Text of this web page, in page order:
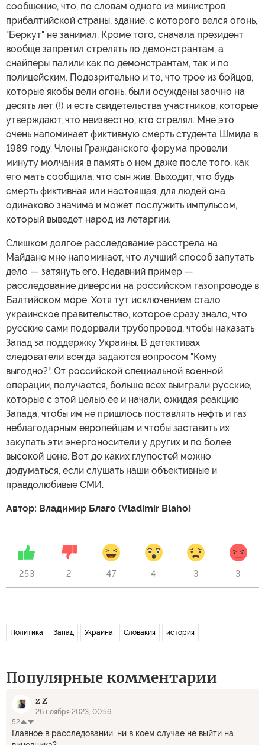
сообщение, что, по словам одного из министров
прибалтийской страны, здание, с которого велся огонь,
"Беркут" не занимал. Кроме того, сначала президент
вообще запретил стрелять по демонстрантам, а
снайперы палили как по демонстрантам, так и по
полицейским. Подозрительно и то, что трое из бойцов,
которые якобы вели огонь, были осуждены заочно на
десять лет (!) и есть свидетельства участников, которые
утверждают, что неизвестно, кто стрелял. Мне это
очень напоминает фиктивную смерть студента Шмида в
1989 году. Члены Гражданского форума провели
минуту молчания в память о нем даже после того, как
его мать сообщила, что сын жив. Выходит, что будь
смерть фиктивная или настоящая, для людей она
одинаково значима и может послужить импульсом,
который выведет народ из летаргии.
Слишком долгое расследование расстрела на
Майдане мне напоминает, что лучший способ запутать
дело — затянуть его. Недавний пример —
расследование диверсии на российском газопроводе в
Балтийском море. Хотя тут исключением стало
украинское правительство, которое сразу знало, что
русские сами подорвали трубопровод, чтобы наказать
Запад за поддержку Украины. В детективах
следователи всегда задаются вопросом "Кому
выгодно?". От российской специальной военной
операции, получается, больше всех выиграли русские,
которые с этой целью ее и начали, ожидая реакцию
Запада, чтобы им не пришлось поставлять нефть и газ
неблагодарным европейцам и чтобы заставить их
закупать эти энергоносители у других и по более
высокой цене. Вот до каких глупостей можно
додуматься, если слушать наши объективные и
правдолюбивые СМИ.
Автор: Владимир Благо (Vladimír Blaho)
253 2 47 4 3 3
Политика Запад Украина Словакия история
Популярные комментарии
z Z
26 ноября 2023, 00:56
52
Главное в расследовании, ни в коем случае не выйти на